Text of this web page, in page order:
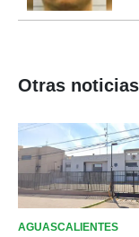
Otras
AGUASCALIENTES